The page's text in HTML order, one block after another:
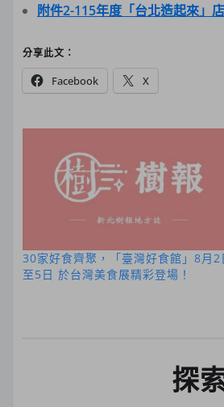
附件2-115年度「台北造起來」
分享此文：
Facebook X
30家好食齊聚，「臺灣好食館」8月2
至5日 於台灣美食展精彩登場！
探